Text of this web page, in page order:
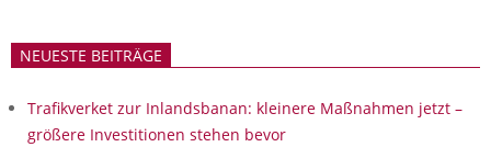
NEUESTE BEITRÄGE
Trafikverket zur Inlandsbanan: kleinere Maßnahmen jetzt –
größere Investitionen stehen bevor